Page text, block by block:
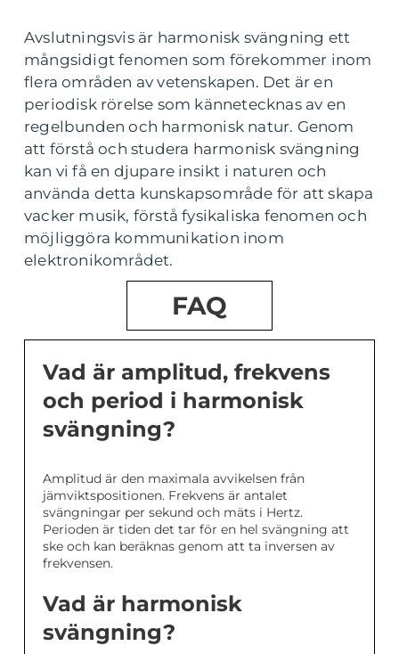
Avslutningsvis är harmonisk svängning ett
mångsidigt fenomen som förekommer inom
flera områden av vetenskapen. Det är en
periodisk rörelse som kännetecknas av en
regelbunden och harmonisk natur. Genom
att förstå och studera harmonisk svängning
kan vi få en djupare insikt i naturen och
använda detta kunskapsområde för att skapa
vacker musik, förstå fysikaliska fenomen och
möjliggöra kommunikation inom
elektronikområdet.
FAQ
Vad är amplitud, frekvens
och period i harmonisk
svängning?
Amplitud är den maximala avvikelsen från
jämviktspositionen. Frekvens är antalet
svängningar per sekund och mäts i Hertz.
Perioden är tiden det tar för en hel svängning att
ske och kan beräknas genom att ta inversen av
frekvensen.
Vad är harmonisk
svängning?